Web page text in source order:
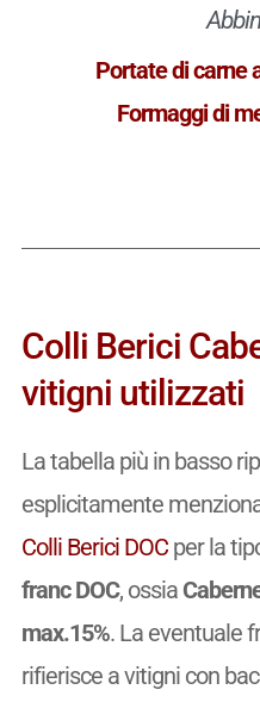
Portate di carne
Formaggi di
Colli Berici
vitigni utilizzati
La tabella più in basso
esplicitamente
Colli Berici DOCper la
franc DOC, ossia
max.15%. La eventuale
rifierisce a vitigni con